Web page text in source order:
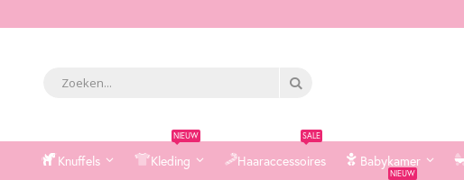
Knuffels Kleding
NIEUW
Haaraccessoires
SALE
Babykamer
NIEUW